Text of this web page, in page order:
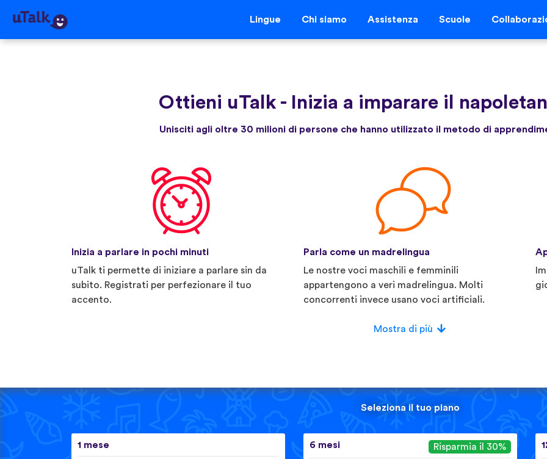
Lingue Chi siamo Assistenza Scuole
Ottieni uTalk - Inizia a imparare il
Unisciti agli oltre 30 milioni di persone che hanno utilizzato il metodo di
Inizia a parlare in pochi minuti
uTalk ti permette di iniziare a parlare sin da
subito. Registrati per perfezionare il tuo
accento.
Parla come un madrelingua
Le nostre voci maschili e femminili
appartengono a veri madrelingua. Molti
concorrenti invece usano voci artificiali.
Mostra di più
Seleziona il tuo piano
1 mese 6 mesi Risparmia il 30%